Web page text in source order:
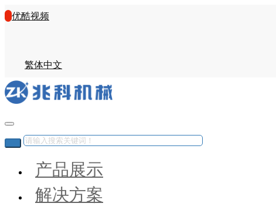
优酷视频
繁体中文
产品展示
解决方案